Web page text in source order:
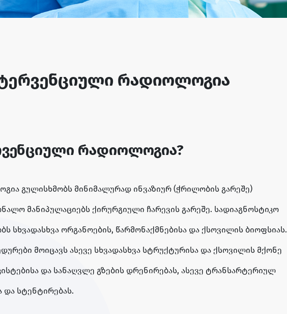
რადიოლოგია
რადიოლოგია?
გულისხმობს მინიმალურად ინვაზიურ (ჭრილობის გარეშე)
მანიპულაციებს ქირურგიული ჩარევის გარეშე. სადიაგნოსტიკო
სხვადასხვა ორგანოების, წარმონაქმნებისა და ქსოვილის ბიოფსიას.
მოიცავს ასევე სხვადასხვა სტრუქტურისა და ქსოვილის მქონე
და სანაღვლე გზების დრენირებას, ასევე ტრანსარტერიულ
და სტენტირებას.